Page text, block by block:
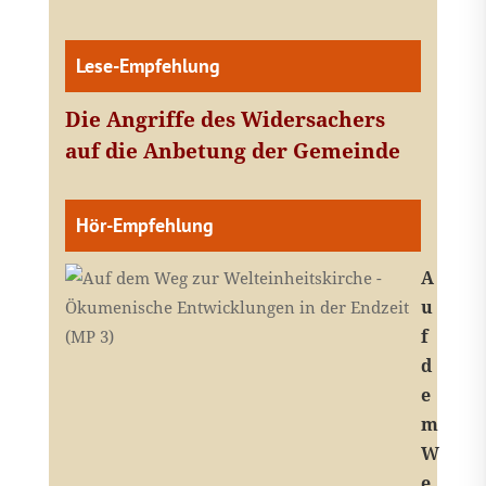
Lese-Empfehlung
Die Angriffe des Widersachers
auf die Anbetung der Gemeinde
Hör-Empfehlung
A
u
f
d
e
m
W